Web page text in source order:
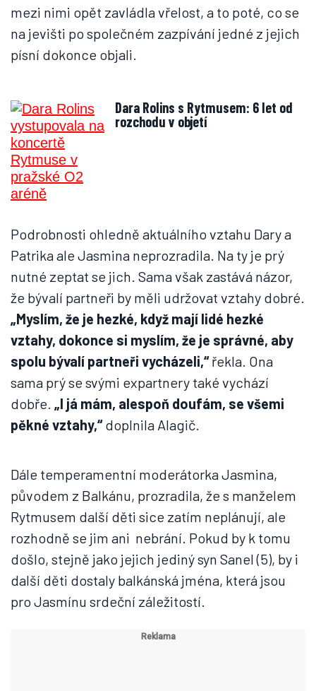
mezi nimi opět zavládla vřelost, a to poté, co se
na jevišti po společném zazpívání jedné z jejich
písní dokonce objali.
Dara Rolins s Rytmusem: 6 let od
rozchodu v objetí
Podrobnosti ohledně aktuálního vztahu Dary a
Patrika ale Jasmina neprozradila. Na ty je prý
nutné zeptat se jich. Sama však zastává názor,
že bývalí partneři by měli udržovat vztahy dobré.
„Myslím, že je hezké, když mají lidé hezké
vztahy, dokonce si myslím, že je správné, aby
spolu bývalí partneři vycházeli,“řekla. Ona
sama prý se svými expartnery také vychází
dobře. „I já mám, alespoň doufám, se všemi
pěkné vztahy,“doplnila Alagič.
Dále temperamentní moderátorka Jasmina,
původem z Balkánu, prozradila, že s manželem
Rytmusem další děti sice zatím neplánují, ale
rozhodně se jim ani nebrání. Pokud by k tomu
došlo, stejně jako jejich jediný syn Sanel (5), by i
další děti dostaly balkánská jména, která jsou
pro Jasmínu srdeční záležitostí.